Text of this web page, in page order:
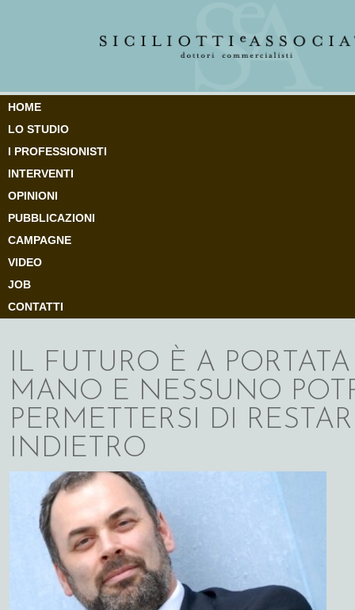
HOME
LO STUDIO
I PROFESSIONISTI
INTERVENTI
OPINIONI
PUBBLICAZIONI
CAMPAGNE
VIDEO
JOB
CONTATTI
IL FUTURO È A
MANO E NESSUNO
PERMETTERSI DI
INDIETRO